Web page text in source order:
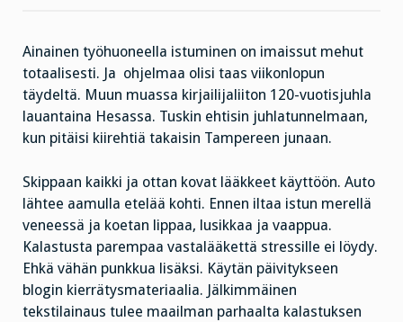
Ainainen työhuoneella istuminen on imaissut mehut
totaalisesti. Ja ohjelmaa olisi taas viikonlopun
täydeltä. Muun muassa kirjailijaliiton 120-vuotisjuhla
lauantaina Hesassa. Tuskin ehtisin juhlatunnelmaan,
kun pitäisi kiirehtiä takaisin Tampereen junaan.
Skippaan kaikki ja ottan kovat lääkkeet käyttöön. Auto
lähtee aamulla etelää kohti. Ennen iltaa istun merellä
veneessä ja koetan lippaa, lusikkaa ja vaappua.
Kalastusta parempaa vastalääkettä stressille ei löydy.
Ehkä vähän punkkua lisäksi. Käytän päivitykseen
blogin kierrätysmateriaalia. Jälkimmäinen
tekstilainaus tulee maailman parhaalta kalastuksen